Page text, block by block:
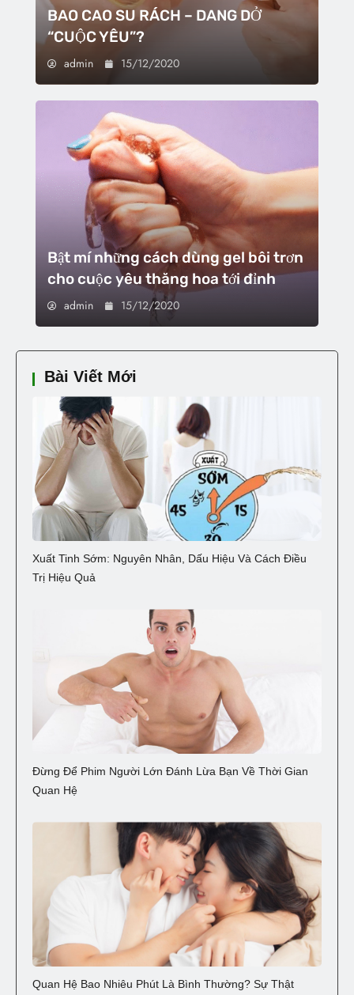
BAO CAO SU RÁCH – DANG DỞ
“CUỘC YÊU”?
admin 15/12/2020
Bật mí những cách dùng gel bôi trơn
cho cuộc yêu thăng hoa tới đỉnh
admin 15/12/2020
Bài Viết Mới
Xuất Tinh Sớm: Nguyên Nhân, Dấu Hiệu Và Cách Điều
Trị Hiệu Quả
Đừng Để Phim Người Lớn Đánh Lừa Bạn Về Thời Gian
Quan Hệ
Quan Hệ Bao Nhiêu Phút Là Bình Thường? Sự Thật